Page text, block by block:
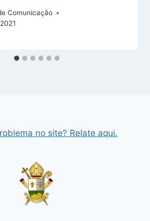
Comunicação
no site? Relate aqui.